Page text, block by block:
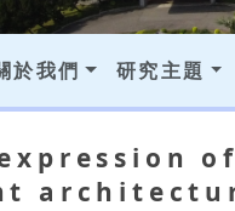
於我們 研究主題